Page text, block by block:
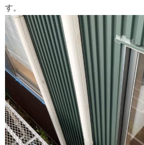
す。